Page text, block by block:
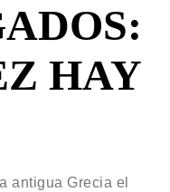
HAY
antigua Grecia el